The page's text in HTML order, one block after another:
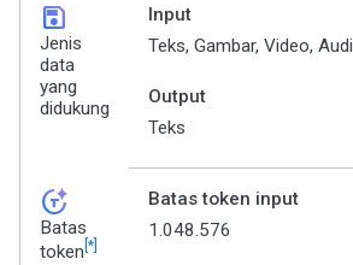
save
Jenis
data
yang
didukung
Input
Teks, Gambar, Video,
Output
Teks
token_auto
Batas
token [*]
Batas token input
1.048.576